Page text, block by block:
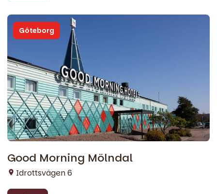
Göteborg
Good Morning Mölndal
Idrottsvägen 6